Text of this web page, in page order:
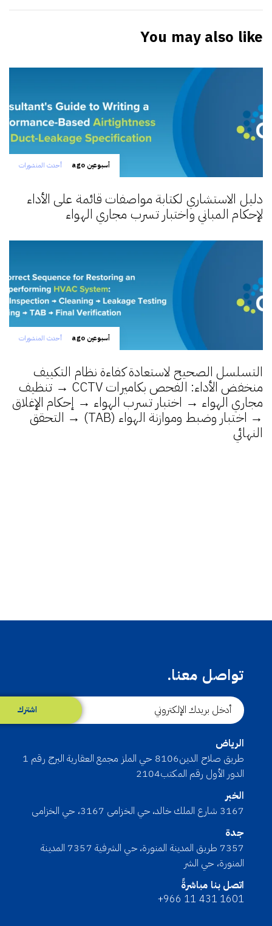
You may also like
أسبوعين ago أحدث المنشورات
دليل الاستشاري لكتابة مواصفات قائمة على الأداء
لإحكام المباني واختبار تسرب مجاري الهواء
أسبوعين ago أحدث المنشورات
التسلسل الصحيح لاستعادة كفاءة نظام التكييف
منخفض الأداء: الفحص بكاميرات CCTV → تنظيف
مجاري الهواء → اختبار تسرب الهواء → إحكام الإغلاق
→ اختبار وضبط وموازنة الهواء (TAB) → التحقق
النهائي
تواصل معنا.
اشترك
الرياض
طريق صلاح الدين8106 حي الملز مجمع العقارية البرج رقم 1
الدور الأول رقم المكتب2104
الخبر
3167 شارع الملك خالد، حي الخزامى 3167، حي الخزامى
جدة
7357 طريق المدينة المنورة، حي الشرفية 7357 المدينة
المنورة، حي الشر
اتصل بنا مباشرةً
+966 11 431 1601